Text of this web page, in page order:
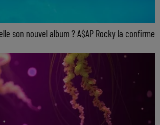
son nouvel album ? A$AP Rocky la confirme